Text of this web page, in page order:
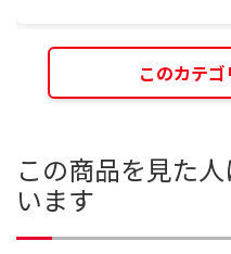
このカテ
この商品を見た
います